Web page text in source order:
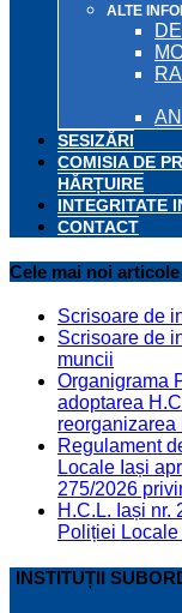
ALTE
SESIZĂRI
COMISIA DE
HĂRȚUIRE
INTEGRITATE
CONTACT
Cele mai noi articole
Scrisoare de
Scrisoare de
muncii
Organigrama
adoptarea
Regulament
Locale Iași
275/2026
H.C.L. Iași nr.
Poliției Locale
INSTITUȚII